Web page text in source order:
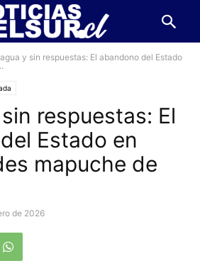
y sin respuestas: El abandono del Estado
respuestas: El
Estado en
mapuche de
de 2026